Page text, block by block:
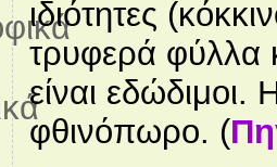
ιδιότητες
τρυφερά φύλλα
είναι εδώδιμοι.
φθινόπωρο. (